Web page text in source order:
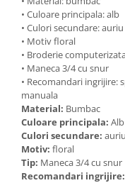
• Culoare principala: alb
• Culori secundare: auriu
• Motiv floral
• Broderie
• Maneca 3/4 cu snur
• Recomandari ingrijire:
manuala
Material: Bumbac
Culoare principala: Alb
Culori secundare: auriu
Motiv: floral
Tip: Maneca 3/4 cu snur
Recomandari ingrijire: